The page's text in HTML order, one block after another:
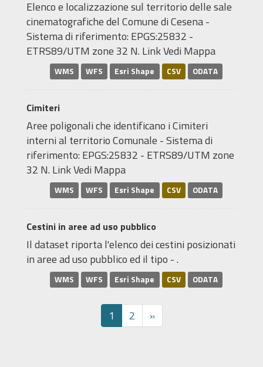
Elenco e localizzazione sul territorio delle sale
cinematografiche del Comune di Cesena -
Sistema di riferimento: EPGS:25832 -
ETRS89/UTM zone 32 N. Link Vedi Mappa
WMS WFS Esri Shape CSV ODATA
Cimiteri
Aree poligonali che identificano i Cimiteri
interni al territorio Comunale - Sistema di
riferimento: EPGS:25832 - ETRS89/UTM zone
32 N. Link Vedi Mappa
WMS WFS Esri Shape CSV ODATA
Cestini in aree ad uso pubblico
Il dataset riporta l'elenco dei cestini posizionati
in aree ad uso pubblico ed il tipo - .
WMS WFS Esri Shape CSV ODATA
1 2 »